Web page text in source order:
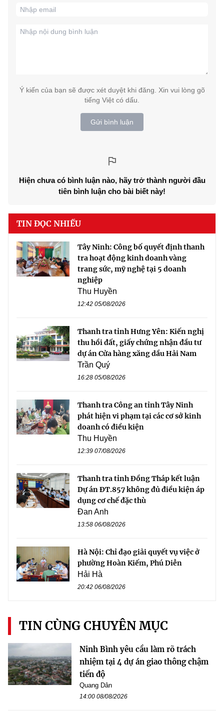
Ý kiến của bạn sẽ được xét duyệt khi đăng. Xin vui lòng gõ
tiếng Việt có dấu.
Gửi bình luận
Hiện chưa có bình luận nào, hãy trở thành người đầu
tiên bình luận cho bài biết này!
TIN ĐỌC NHIỀU
Tây Ninh: Công bố quyết định thanh
tra hoạt động kinh doanh vàng
trang sức, mỹ nghệ tại 5 doanh
nghiệp
Thu Huyền
12:42 05/08/2026
Thanh tra tỉnh Hưng Yên: Kiến nghị
thu hồi đất, giấy chứng nhận đầu tư
dự án Cửa hàng xăng dầu Hải Nam
Trần Quý
16:28 05/08/2026
Thanh tra Công an tỉnh Tây Ninh
phát hiện vi phạm tại các cơ sở kinh
doanh có điều kiện
Thu Huyền
12:39 07/08/2026
Thanh tra tỉnh Đồng Tháp kết luận
Dự án ĐT.857 không đủ điều kiện áp
dụng cơ chế đặc thù
Đan Anh
13:58 06/08/2026
Hà Nội: Chỉ đạo giải quyết vụ việc ở
phường Hoàn Kiếm, Phú Diễn
Hải Hà
20:42 06/08/2026
TIN CÙNG CHUYÊN MỤC
Ninh Bình yêu cầu làm rõ trách
nhiệm tại 4 dự án giao thông chậm
tiến độ
Quang Dân
14:00 08/08/2026